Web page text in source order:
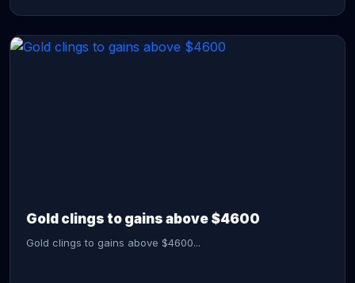
Gold clings to gains above $4600
Gold clings to gains above $4600...